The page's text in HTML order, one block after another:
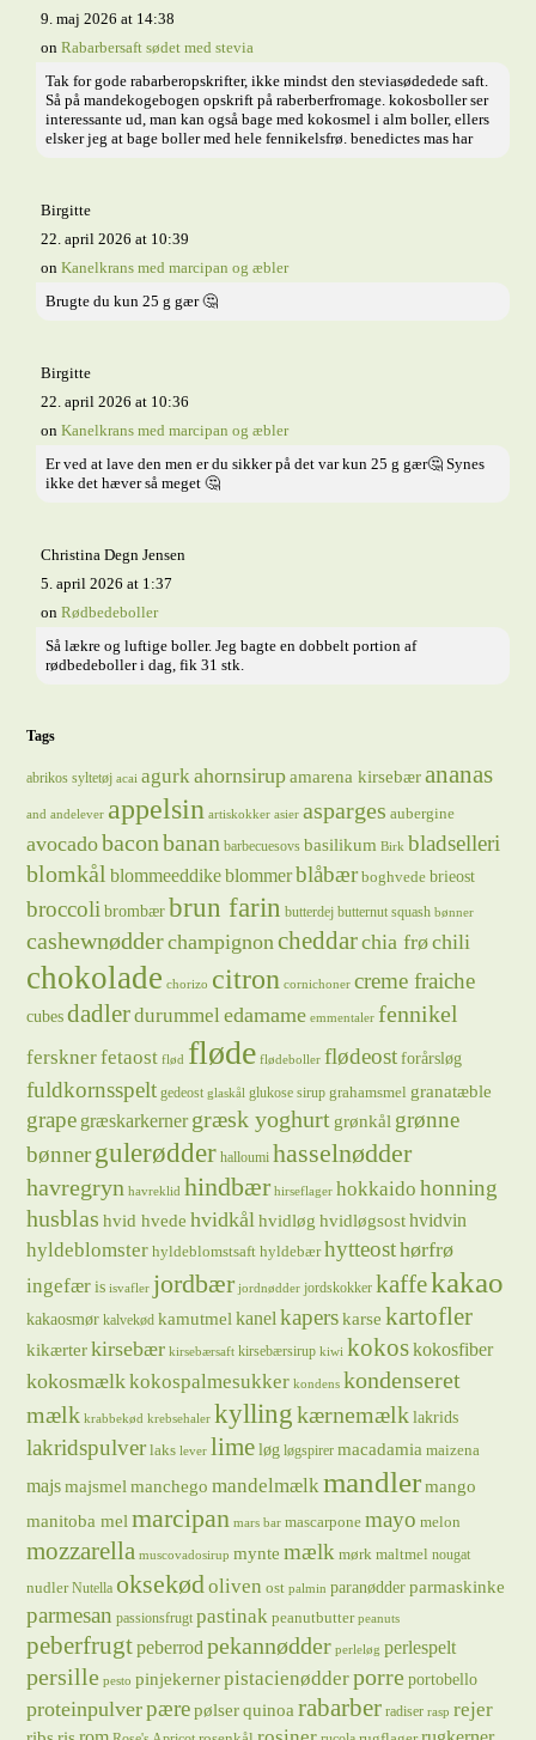
9. maj 2026 at 14:38
onRabarbersaft sødet med stevia
Tak for gode rabarberopskrifter, ikke mindst den steviasødedede saft.
Så på mandekogebogen opskrift på raberberfromage. kokosboller ser
interessante ud, man kan også bage med kokosmel i alm boller, ellers
elsker jeg at bage boller med hele fennikelsfrø. benedictes mas har
Birgitte
22. april 2026 at 10:39
onKanelkrans med marcipan og æbler
Brugte du kun 25 g gær 🤔
Birgitte
22. april 2026 at 10:36
onKanelkrans med marcipan og æbler
Er ved at lave den men er du sikker på det var kun 25 g gær🤔 Synes
ikke det hæver så meget 🤔
Christina Degn Jensen
5. april 2026 at 1:37
onRødbedeboller
Så lækre og luftige boller. Jeg bagte en dobbelt portion af
rødbedeboller i dag, fik 31 stk.
Tags
abrikos syltetøj acai agurkahornsirupamarena kirsebærananas
and andelever appelsin artiskokker asier asparges aubergine
avocadobaconbanan barbecuesovs basilikum Birk bladselleri
blomkål blommeeddikeblommerblåbær boghvede brieost
broccoli brombær brun farin butterdej butternut squash bønner
cashewnødderchampignoncheddarchia frøchili
chokolade chorizo citron cornichoner creme fraiche
cubes dadlerdurummeledamame emmentaler fennikel
fersknerfetaost flød fløde flødeboller flødeost forårsløg
fuldkornsspelt gedeost glaskål glukose sirup grahamsmel granatæble
grape græskarkernergræsk yoghurt grønkål grønne
bønnergulerødder halloumi hasselnødder
havregryn havreklid hindbær hirseflager hokkaido honning
husblas hvid hvede hvidkålhvidløg hvidløgsost hvidvin
hyldeblomster hyldeblomstsaft hyldebær hytteosthørfrø
ingefær is isvafler jordbær jordnødder jordskokker kaffekakao
kakaosmør kalvekød kamutmel kanelkaperskarse kartofler
kikærterkirsebær kirsebærsaft kirsebærsirup kiwi kokoskokosfiber
kokosmælkkokospalmesukker kondens kondenseret
mælk krabbekød krebsehaler kylling kærnemælk lakrids
lakridspulver laks lever lime løg løgspirer macadamia maizena
majsmajsmel manchego mandelmælkmandler mango
manitoba mel marcipan mars bar mascarpone mayo melon
mozzarella muscovadosirup mynte mælk mørk maltmel nougat
nudler Nutella oksekødoliven ost palmin paranødder parmaskinke
parmesan passionsfrugt pastinak peanutbutter peanuts
peberfrugtpeberrodpekannødder perleløg perlespelt
persille pesto pinjekerner pistacienødderporre portobello
proteinpulverpære pølser quinoa rabarber radiser rasp rejer